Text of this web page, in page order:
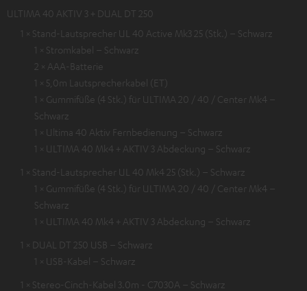
ULTIMA 40 AKTIV 3 + DUAL DT 250
1 × Stand-Lautsprecher UL 40 Active Mk3 25 (Stk.) – Schwarz
1 × Stromkabel – Schwarz
2 × AAA-Batterie
1 × 5,0m Lautsprecherkabel (ET)
1 × Gummifüße (4 Stk.) für ULTIMA 20 / 40 / Center Mk4 –
Schwarz
1 × Ultima 40 Aktiv Fernbedienung – Schwarz
1 × ULTIMA 40 Mk4 + AKTIV 3 Abdeckung – Schwarz
1 × Stand-Lautsprecher UL 40 Mk4 25 (Stk.) – Schwarz
1 × Gummifüße (4 Stk.) für ULTIMA 20 / 40 / Center Mk4 –
Schwarz
1 × ULTIMA 40 Mk4 + AKTIV 3 Abdeckung – Schwarz
1 × DUAL DT 250 USB – Schwarz
1 × USB-Kabel – Schwarz
1 × Stereo-Cinch-Kabel 3.0m - C7030A – Schwarz